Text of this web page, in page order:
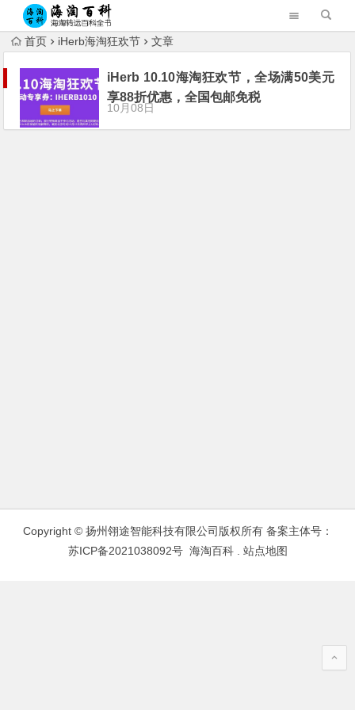
首页 iHerb海淘狂欢节 文章
iHerb 10.10海淘狂欢节，全场满50美元
享88折优惠，全国包邮免税
10月08日
Copyright © 扬州翎途智能科技有限公司版权所有 备案主体号：
苏ICP备2021038092号 海淘百科. 站点地图